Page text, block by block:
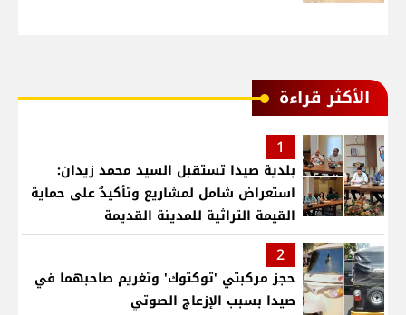
الأكثر قراءة
1
بلدية صيدا تستقبل السيد محمد زيدان:
استعراض شامل لمشاريع وتأكيدٌ على حماية
القيمة التراثية للمدينة القديمة
2
حجز مركبتي 'توكتوك' وتغريم صاحبهما في
صيدا بسبب الإزعاج الصوتي